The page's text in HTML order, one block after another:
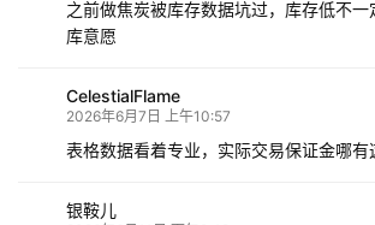
之前做焦炭被库存数据坑过，库存低不
库意愿
CelestialFlame
2026年6月7日 上午10:57
表格数据看着专业，实际交易保证金哪有
银鞍儿